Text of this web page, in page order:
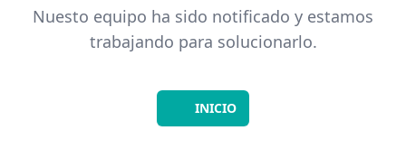
Nuesto equipo ha sido notificado y estamos
trabajando para solucionarlo.
INICIO